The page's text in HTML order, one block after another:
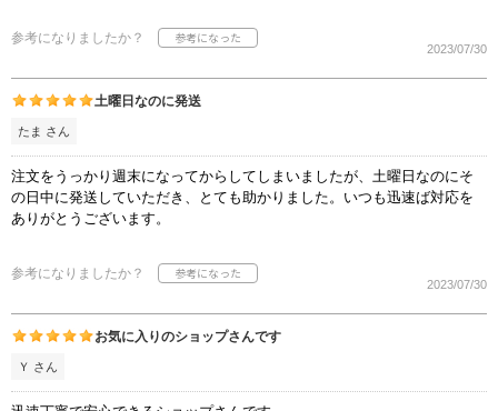
参考になりましたか？
2023/07/30
土曜日なのに発送
たま さん
注文をうっかり週末になってからしてしまいましたが、土曜日なのにそ
の日中に発送していただき、とても助かりました。いつも迅速ば対応を
ありがとうございます。
参考になりましたか？
2023/07/30
お気に入りのショップさんです
Ｙ さん